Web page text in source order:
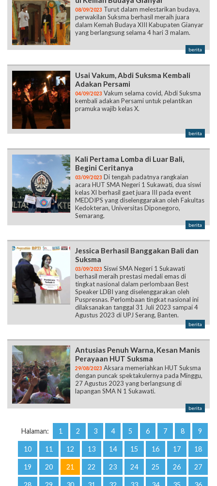
08/09/2023 Turut dalam melestarikan budaya,
perwakilan Suksma berhasil meraih juara
dalam Kemah Budaya XIII Kabupaten Gianyar
yang berlangsung selama 4 hari 3 malam.
berita
Usai Vakum, Abdi Suksma Kembali
Adakan Persami
04/09/2023 Vakum selama covid, Abdi Suksma
kembali adakan Persami untuk pelantikan
pramuka wajib kelas X.
berita
Kali Pertama Lomba di Luar Bali,
Begini Ceritanya
03/09/2023 Di tengah padatnya rangkaian
acara HUT SMA Negeri 1 Sukawati, dua siswi
kelas XI berhasil gaet juara III pada event
MEDDIPS yang diselenggarakan oleh Fakultas
Kedokteran, Universitas Diponegoro,
Semarang.
berita
Jessica Berhasil Banggakan Bali dan
Suksma
03/09/2023 Siswi SMA Negeri 1 Sukawati
berhasil meraih prestasi medali emas di
tingkat nasional dalam perlombaan Best
Speaker LDBI yang diselenggarakan oleh
Puspresnas. Perlombaan tingkat nasional ini
dilaksanakan tanggal 31 Juli 2023 sampai 4
Agustus 2023 di UPJ Serang, Banten.
berita
Antusias Penuh Warna, Kesan Manis
Perayaan HUT Suksma
29/08/2023 Aksara memeriahkan HUT Suksma
dengan puncak spektakulernya pada Minggu,
27 Agustus 2023 yang berlangsung di
lapangan SMA N 1 Sukawati.
berita
Halaman: 1 2 3 4 5 6 7 8 9
10 11 12 13 14 15 16 17 18
19 20 21 22 23 24 25 26 27